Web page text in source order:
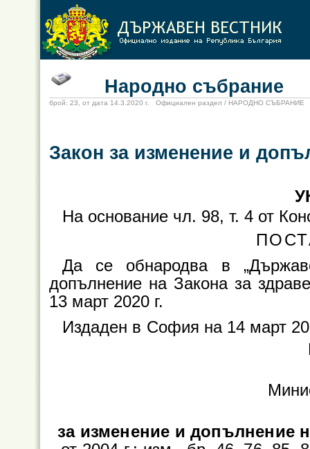
Народно събрание
брой: 23, от дата 14.3.2020 г. Официален раздел / НАРОДНО СЪБРАНИЕ
Закон за изменение и
На основание чл. 98, т. 4 от
Да се обнародва в
допълнение на Закона за
13 март 2020 г.
Издаден в София на 14 март
за изменение и допълнение